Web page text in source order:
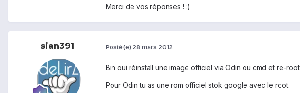
Merci de vos réponses ! :)
sian391 Posté(e) 28 mars 2012
Bin oui réinstall une image officiel via Odin ou cmd et re-root
Pour Odin tu as une rom officiel stok google avec le root.